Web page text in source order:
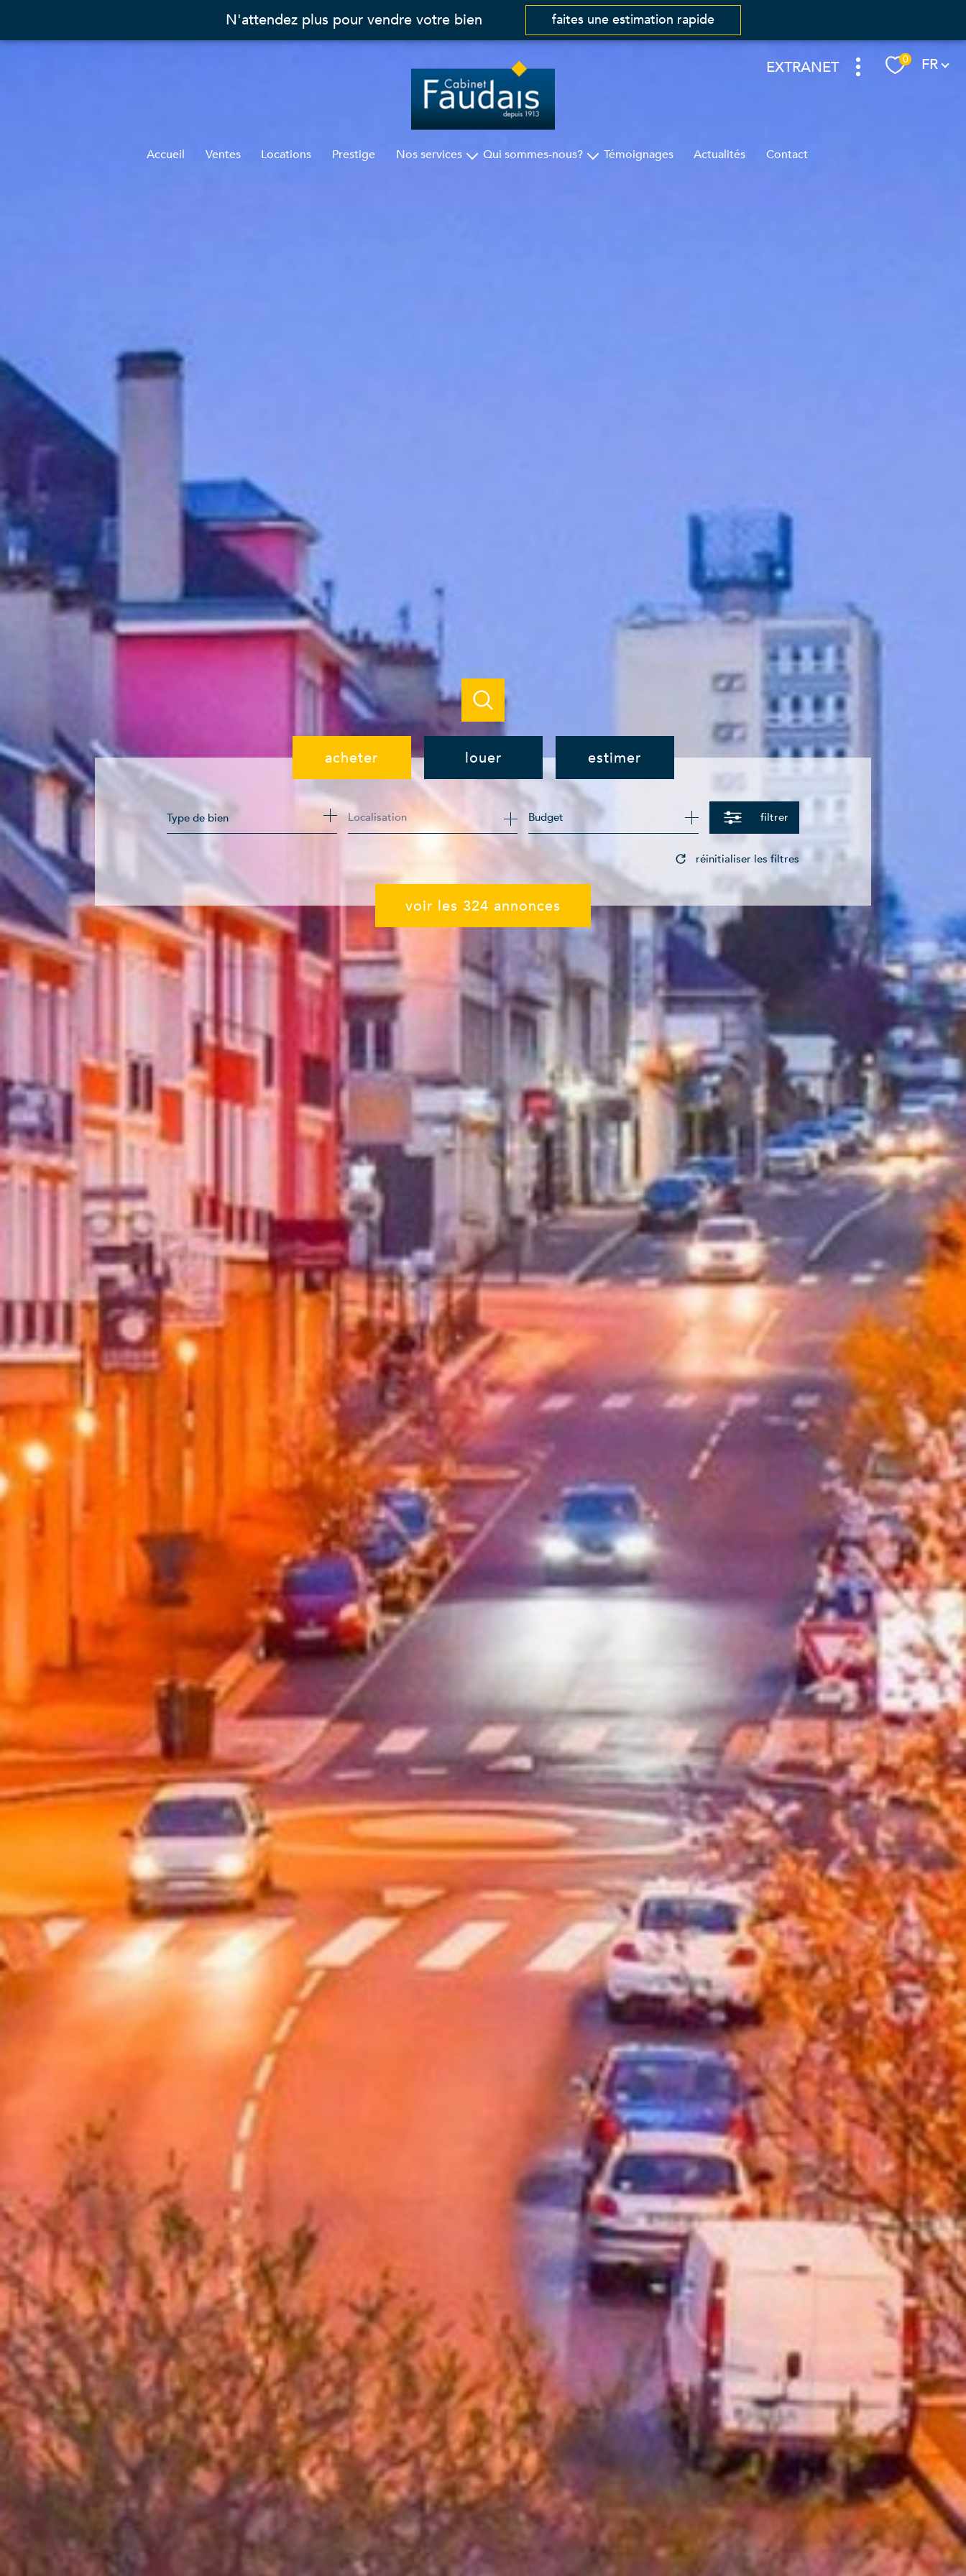
N'attendez plus pour vendre votre bien faites une estimation rapide
EXTRANET 0 Langue
FR
Accueil Ventes Locations Prestige Nos services Qui sommes-nous? Témoignages Actualités Contact
acheter
de l'ancien
de l'immo pro
louer
de l'immo pro
estimer
Type de bien Budget filtrer
voir les 324 annonces
réinitialiser les filtres